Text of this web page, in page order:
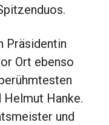
Präsidentin
Ort ebenso
Helmut Hanke.
und